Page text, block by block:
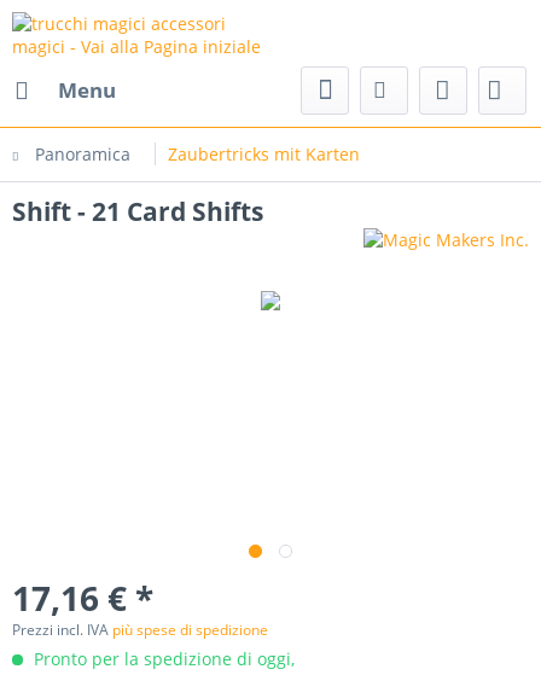
Menu
Panoramica Zaubertricks mit Karten
accessori magici
Shift - 21 Card Shifts
17,16 € *
Prezzi incl. IVA più spese di spedizione
Pronto per la spedizione di oggi,